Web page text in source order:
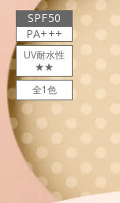
SPF50
PA+++
UV耐水性
★★
全1色